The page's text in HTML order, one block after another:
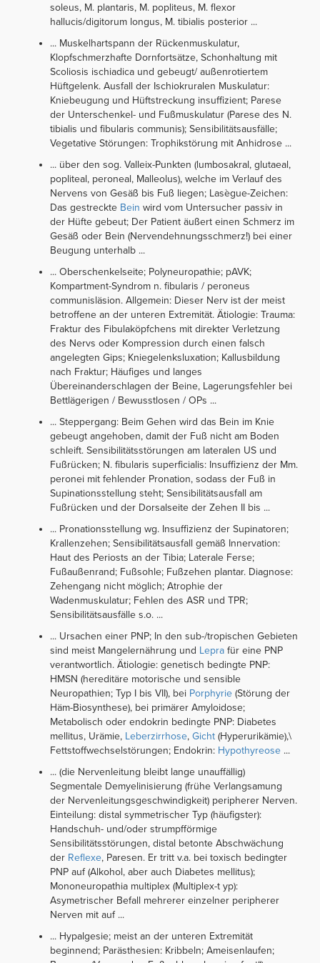
soleus, M. plantaris, M. popliteus, M. flexor
hallucis/digitorum longus, M. tibialis posterior ...
... Muskelhartspann der Rückenmuskulatur,
Klopfschmerzhafte Dornfortsätze, Schonhaltung mit
Scoliosis ischiadica und gebeugt/ außenrotiertem
Hüftgelenk. Ausfall der Ischiokruralen Muskulatur:
Kniebeugung und Hüftstreckung insuffizient; Parese
der Unterschenkel- und Fußmuskulatur (Parese des N.
tibialis und fibularis communis); Sensibilitätsausfälle;
Vegetative Störungen: Trophikstörung mit Anhidrose ...
... über den sog. Valleix-Punkten (lumbosakral, glutaeal,
popliteal, peroneal, Malleolus), welche im Verlauf des
Nervens von Gesäß bis Fuß liegen; Lasègue-Zeichen:
Das gestreckte Bein wird vom Untersucher passiv in
der Hüfte gebeut; Der Patient äußert einen Schmerz im
Gesäß oder Bein (Nervendehnungsschmerz!) bei einer
Beugung unterhalb ...
... Oberschenkelseite; Polyneuropathie; pAVK;
Kompartment-Syndrom n. fibularis / peroneus
communisläsion. Allgemein: Dieser Nerv ist der meist
betroffene an der unteren Extremität. Ätiologie: Trauma:
Fraktur des Fibulaköpfchens mit direkter Verletzung
des Nervs oder Kompression durch einen falsch
angelegten Gips; Kniegelenksluxation; Kallusbildung
nach Fraktur; Häufiges und langes
Übereinanderschlagen der Beine, Lagerungsfehler bei
Bettlägerigen / Bewusstlosen / OPs ...
... Steppergang: Beim Gehen wird das Bein im Knie
gebeugt angehoben, damit der Fuß nicht am Boden
schleift. Sensibilitätsstörungen am lateralen US und
Fußrücken; N. fibularis superficialis: Insuffizienz der Mm.
peronei mit fehlender Pronation, sodass der Fuß in
Supinationsstellung steht; Sensibilitätsausfall am
Fußrücken und der Dorsalseite der Zehen II bis ...
... Pronationsstellung wg. Insuffizienz der Supinatoren;
Krallenzehen; Sensibilitätsausfall gemäß Innervation:
Haut des Periosts an der Tibia; Laterale Ferse;
Fußaußenrand; Fußsohle; Fußzehen plantar. Diagnose:
Zehengang nicht möglich; Atrophie der
Wadenmuskulatur; Fehlen des ASR und TPR;
Sensibilitätsausfälle s.o. ...
... Ursachen einer PNP; In den sub-/tropischen Gebieten
sind meist Mangelernährung und Lepra für eine PNP
verantwortlich. Ätiologie: genetisch bedingte PNP:
HMSN (hereditäre motorische und sensible
Neuropathien; Typ I bis VII), bei Porphyrie (Störung der
Häm-Biosynthese), bei primärer Amyloidose;
Metabolisch oder endokrin bedingte PNP: Diabetes
mellitus, Urämie, Leberzirrhose, Gicht (Hyperurikämie),\
Fettstoffwechselstörungen; Endokrin: Hypothyreose ...
... (die Nervenleitung bleibt lange unauffällig)
Segmentale Demyelinisierung (frühe Verlangsamung
der Nervenleitungsgeschwindigkeit) peripherer Nerven.
Einteilung: distal symmetrischer Typ (häufigster):
Handschuh- und/oder strumpfförmige
Sensibilitätsstörungen, distal betonte Abschwächung
der Reflexe, Paresen. Er tritt v.a. bei toxisch bedingter
PNP auf (Alkohol, aber auch Diabetes mellitus);
Mononeuropathia multiplex (Multiplex-t yp):
Asymetrischer Befall mehrerer einzelner peripherer
Nerven mit auf ...
... Hypalgesie; meist an der unteren Extremität
beginnend; Parästhesien: Kribbeln; Ameisenlaufen;